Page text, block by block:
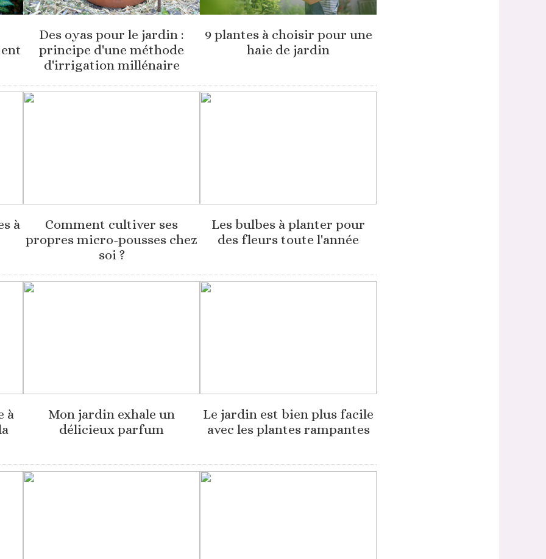
Des oyas pour le jardin :
principe d'une méthode
d'irrigation millénaire
9 plantes à choisir pour une
haie de jardin
à
Comment cultiver ses
propres micro-pousses chez
soi ?
Les bulbes à planter pour
des fleurs toute l'année
à
Mon jardin exhale un
délicieux parfum
Le jardin est bien plus facile
avec les plantes rampantes